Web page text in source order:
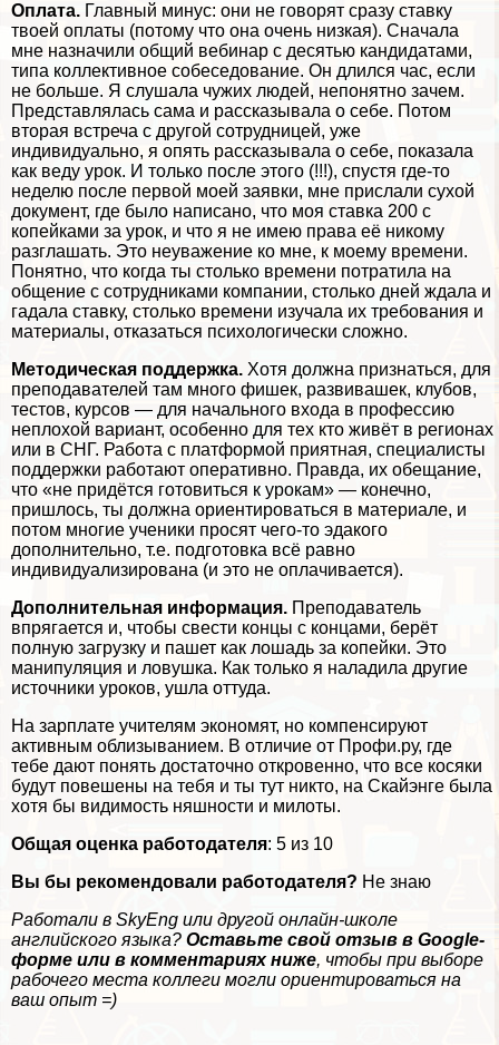
Оплата. Главный минус: они не говорят сразу ставку
твоей оплаты (потому что она очень низкая). Сначала
мне назначили общий вебинар с десятью кандидатами,
типа коллективное собеседование. Он длился час, если
не больше. Я слушала чужих людей, непонятно зачем.
Представлялась сама и рассказывала о себе. Потом
вторая встреча с другой сотрудницей, уже
индивидуально, я опять рассказывала о себе, показала
как веду урок. И только после этого (!!!), спустя где-то
неделю после первой моей заявки, мне прислали сухой
документ, где было написано, что моя ставка 200 с
копейками за урок, и что я не имею права её никому
разглашать. Это неуважение ко мне, к моему времени.
Понятно, что когда ты столько времени потратила на
общение с сотрудниками компании, столько дней ждала и
гадала ставку, столько времени изучала их требования и
материалы, отказаться психологически сложно.
Методическая поддержка. Хотя должна признаться, для
преподавателей там много фишек, развивашек, клубов,
тестов, курсов — для начального входа в профессию
неплохой вариант, особенно для тех кто живёт в регионах
или в СНГ. Работа с платформой приятная, специалисты
поддержки работают оперативно. Правда, их обещание,
что «не придётся готовиться к урокам» — конечно,
пришлось, ты должна ориентироваться в материале, и
потом многие ученики просят чего-то эдакого
дополнительно, т.е. подготовка всё равно
индивидуализирована (и это не оплачивается).
Дополнительная информация. Преподаватель
впрягается и, чтобы свести концы с концами, берёт
полную загрузку и пашет как лошадь за копейки. Это
манипуляция и ловушка. Как только я наладила другие
источники уроков, ушла оттуда.
На зарплате учителям экономят, но компенсируют
активным облизыванием. В отличие от Профи.ру, где
тебе дают понять достаточно откровенно, что все косяки
будут повешены на тебя и ты тут никто, на Скайэнге была
хотя бы видимость няшности и милоты.
Общая оценка работодателя: 5 из 10
Вы бы рекомендовали работодателя? Не знаю
Работали в SkyEng или другой онлайн-школе
английского языка? Оставьте свой отзыв в Google-
форме или в комментариях ниже, чтобы при выборе
рабочего места коллеги могли ориентироваться на
ваш опыт =)